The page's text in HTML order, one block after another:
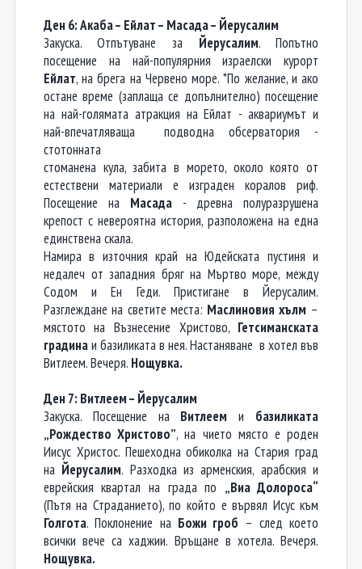
Ден 6: Акаба – Ейлат – Масада – Йерусалим
Закуска. Отпътуване за Йерусалим. Попътно
посещение на най-популярния израелски курорт
Ейлат, на брега на Червено море. *По желание, и ако
остане време (заплаща се допълнително) посещение
на най-голямата атракция на Ейлат - аквариумът и
най-впечатляваща подводна обсерватория -
стотонната
стоманена кула, забита в морето, около която от
естествени материали е изграден коралов риф.
Посещение на Масада- древна полуразрушена
крепост с невероятна история, разположена на една
единствена скала.
Намира в източния край на Юдейската пустиня и
недалеч от западния бряг на Мъртво море, между
Содом и Ен Геди. Пристигане в Йерусалим.
Разглеждане на светите места: Маслиновия хълм –
мястото на Възнесение Христово, Гетсиманската
градинаи базиликата в нея. Настаняване в хотел във
Витлеем. Вечеря. Нощувка.
Ден 7: Витлеем – Йерусалим
Закуска. Посещение на Витлеем и базиликата
„Рождество Христово”, на чието място е роден
Иисус Христос. Пешеходна обиколка на Стария град
на Йерусалим. Разходка из арменския, арабския и
еврейския квартал на града по „Виа Долороса“
(Пътя на Страданието), по който е вървял Исус към
Голгота. Поклонение на Божи гроб – след което
всички вече са хаджии. Връщане в хотела. Вечеря.
Нощувка.